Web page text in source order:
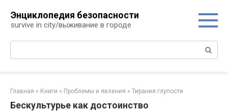
контенту
Энциклопедия безопасности
survive in city/выживание в городе
Поиск:
Главная » Книги » Проблемы и явления » Тирания глупости
Бескультурье как достоинство